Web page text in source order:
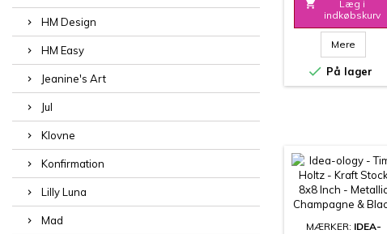
HM Design
HM Easy
Jeanine's Art
Jul
Klovne
Konfirmation
Lilly Luna
Mad

Læg i
indkøbskurv
Mere
 På lager
MÆRKER: IDEA-